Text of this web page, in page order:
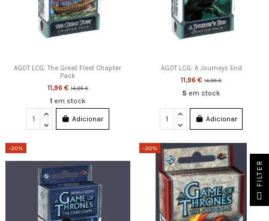
AGOT LCG: The Great Fleet Chapter
Pack
11,96 €14,95 €
1 em stock
Adicionar
AGOT LCG: A Journeys End
11,96 €14,95 €
5 em stock
Adicionar
-20% -20%
FILTER